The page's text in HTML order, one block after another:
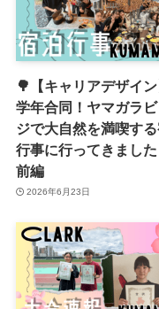
🌳【キャリアデザイ
学年合同！ヤマガラビ
ジで大自然を満喫す
行事に行ってきました
前編
2026年6月23日